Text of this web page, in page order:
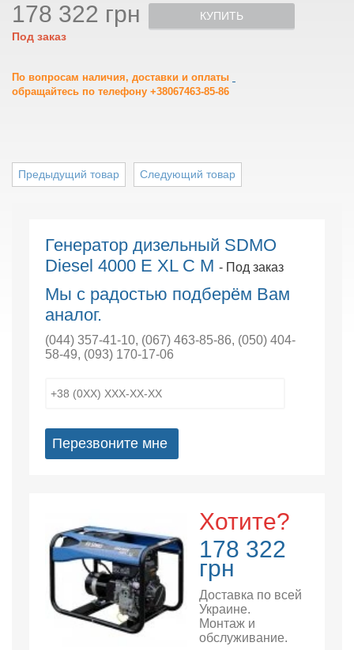
178 322 грн
Под заказ
КУПИТЬ
По вопросам наличия, доставки и оплаты
обращайтесь по телефону +38067463-85-86
Следующий товар
Предыдущий товар
Генератор дизельный SDMO
Diesel 4000 E XL C M - Под заказ
Мы с радостью подберём Вам
аналог.
(044) 357-41-10, (067) 463-85-86, (050) 404-
58-49, (093) 170-17-06
Перезвоните мне
Хотите?
178 322
грн
Доставка по всей
Украине.
Монтаж и
обслуживание.